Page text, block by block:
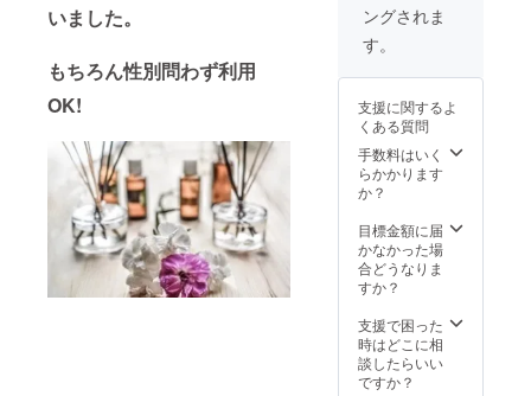
いました。
もちろん性別問わず利用
OK!
ングされま
す。
支援に関するよ
くある質問
手数料はいく
らかかります
か？
目標金額に届
かなかった場
合どうなりま
すか？
支援で困った
時はどこに相
談したらいい
ですか？